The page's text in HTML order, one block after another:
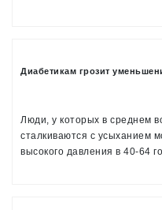
Диабетикам грозит
Люди, у которых в среднем
сталкиваются с усыханием
высокого давления в 40-64